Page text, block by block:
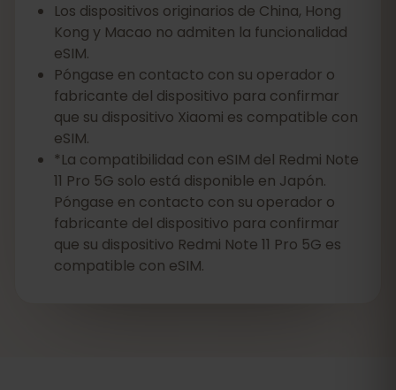
Los dispositivos originarios de China, Hong
Kong y Macao no admiten la funcionalidad
eSIM.
Póngase en contacto con su operador o
fabricante del dispositivo para confirmar
que su dispositivo Xiaomi es compatible con
eSIM.
*La compatibilidad con eSIM del Redmi Note
11 Pro 5G solo está disponible en Japón.
Póngase en contacto con su operador o
fabricante del dispositivo para confirmar
que su dispositivo Redmi Note 11 Pro 5G es
compatible con eSIM.